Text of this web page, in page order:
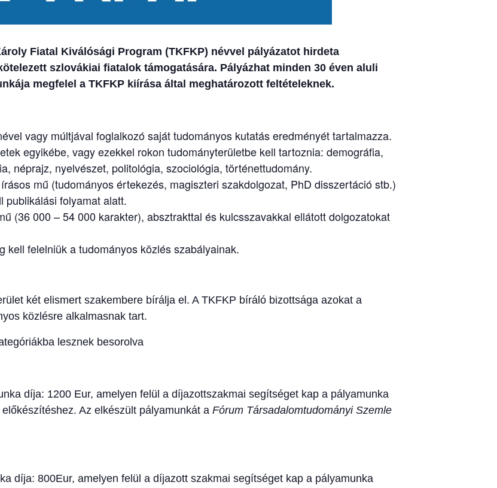
Fiatal Kiválósági Program (TKFKP) névvel pályázatot hirdeta
szlovákiai fiatalok támogatására. Pályázhat minden 30 éven aluli
megfelel a TKFKP kiírása által meghatározott feltételeknek.
vagy múltjával foglalkozó saját tudományos kutatás eredményét tartalmazza.
egyikébe, vagy ezekkel rokon tudományterületbe kell tartoznia: demográfia,
néprajz, nyelvészet, politológia, szociológia, történettudomány.
mű (tudományos értekezés, magiszteri szakdolgozat, PhD disszertáció stb.)
publikálási folyamat alatt.
(36 000 – 54 000 karakter), absztrakttal és kulcsszavakkal ellátott dolgozatokat
kell felelniük a tudományos közlés szabályainak.
két elismert szakembere bírálja el. A TKFKP bíráló bizottsága azokat a
közlésre alkalmasnak tart.
lesznek besorolva
díja: 1200 Eur, amelyen felül a díjazottszakmai segítséget kap a pályamunka
Az elkészült pályamunkát a Fórum Társadalomtudományi Szemle
díja: 800Eur, amelyen felül a díjazott szakmai segítséget kap a pályamunka